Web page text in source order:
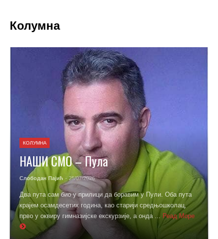
Колумна
КОЛУМНА
НАШИ СМО – Пула
Слободан Пајић - 25/07/2026
Два пута сам био у прилици да боравим у Пули. Оба пута
крајем осамдесетих година, као старији средњошколац,
прво у оквиру гимназијске екскурзије, а онда ...
Реад Море